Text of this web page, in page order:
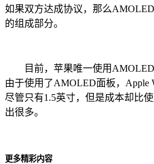
如果双方达成协议，那么
的组成部分。
目前，苹果唯一使用AMOLED
由于使用了AMOLED面板，Apple
尽管只有1.5英寸，但是成本却比
出很多。
更多精彩内容